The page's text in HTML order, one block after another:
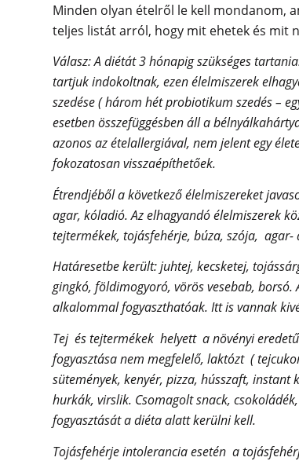
Minden olyan ételről le kell mondanom,
teljes listát arról, hogy mit ehetek és mit
Válasz:A diétát 3 hónapig szükséges
tartjuk indokoltnak, ezen élelmiszerek
szedése ( három hét probiotikum szedés –
esetben összefüggésben áll a
azonos az ételallergiával, nem jelent egy
fokozatosan visszaépíthetőek.
Étrendjéből a következő élelmiszereket
agar, kóladió. Az elhagyandó élelmiszerek
tejtermékek, tojásfehérje, búza, szója, agar-
Határesetbe került: juhtej, kecsketej,
gingkó, földimogyoró, vörös vesebab,
alkalommal fogyaszthatóak. Itt is vannak
Tej és tejtermékek helyett a növényi
fogyasztása nem megfelelő, laktózt (
sütemények, kenyér, pizza, hússzaft,
hurkák, virslik. Csomagolt snack,
fogyasztását a diéta alatt kerülni kell.
Tojásfehérje intolerancia esetén a